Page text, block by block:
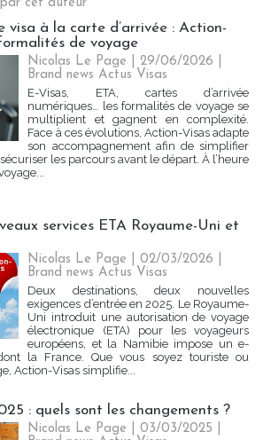
cet auteur
visa à la carte d’arrivée : Action-
de voyage
Nicolas Le Page | 29/06/2026
Brand news Actus Visas
E-Visas, ETA, cartes d’arrivée
numériques… les formalités de voyage se
multiplient et gagnent en complexité.
Face à ces évolutions, Action-Visas adapte
son accompagnement afin de simplifier
les parcours avant le départ. À l’heure
services ETA Royaume-Uni et
Nicolas Le Page | 02/03/2026
Brand news Actus Visas
Deux destinations, deux nouvelles
exigences d’entrée en 2025. Le Royaume-
Uni introduit une autorisation de voyage
électronique (ETA) pour les voyageurs
européens, et la Namibie impose un e-
la France. Que vous soyez touriste ou
Action-Visas simplifie...
: quels sont les changements ?
Nicolas Le Page | 03/03/2025